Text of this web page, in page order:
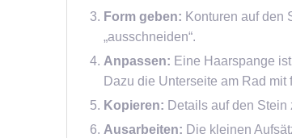
Form geben: Konturen auf den
„ausschneiden“.
Anpassen: Eine Haarspange
Dazu die Unterseite am Rad
Kopieren: Details auf den
Ausarbeiten: Die kleinen